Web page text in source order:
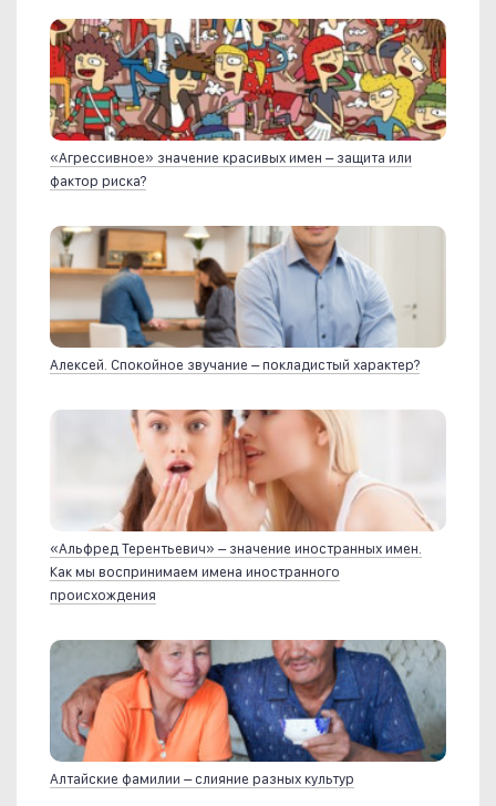
«Агрессивное» значение красивых имен – защита или
фактор риска?
Алексей. Спокойное звучание – покладистый характер?
«Альфред Терентьевич» – значение иностранных имен.
Как мы воспринимаем имена иностранного
происхождения
Алтайские фамилии – слияние разных культур